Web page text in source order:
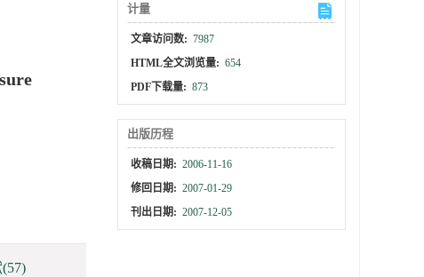
(57)
计量
文章访问数: 7987
HTML全文浏览量: 654
PDF下载量: 873
出版历程
收稿日期: 2006-11-16
修回日期: 2007-01-29
刊出日期: 2007-12-05